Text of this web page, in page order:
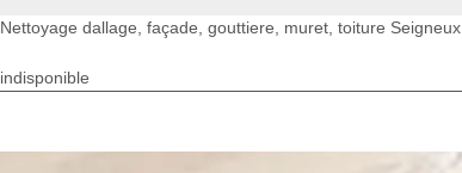
Nettoyage dallage, façade, gouttiere, muret, toiture Seigneux
indisponible